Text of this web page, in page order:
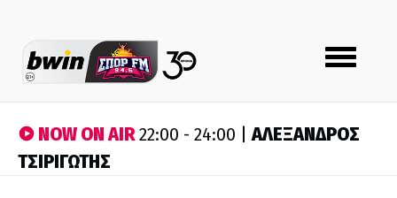
Toggle
navigation
NOW ON AIR22:00 - 24:00 |ΑΛΕΞΑΝΔΡΟΣ
ΤΣΙΡΙΓΩΤΗΣ